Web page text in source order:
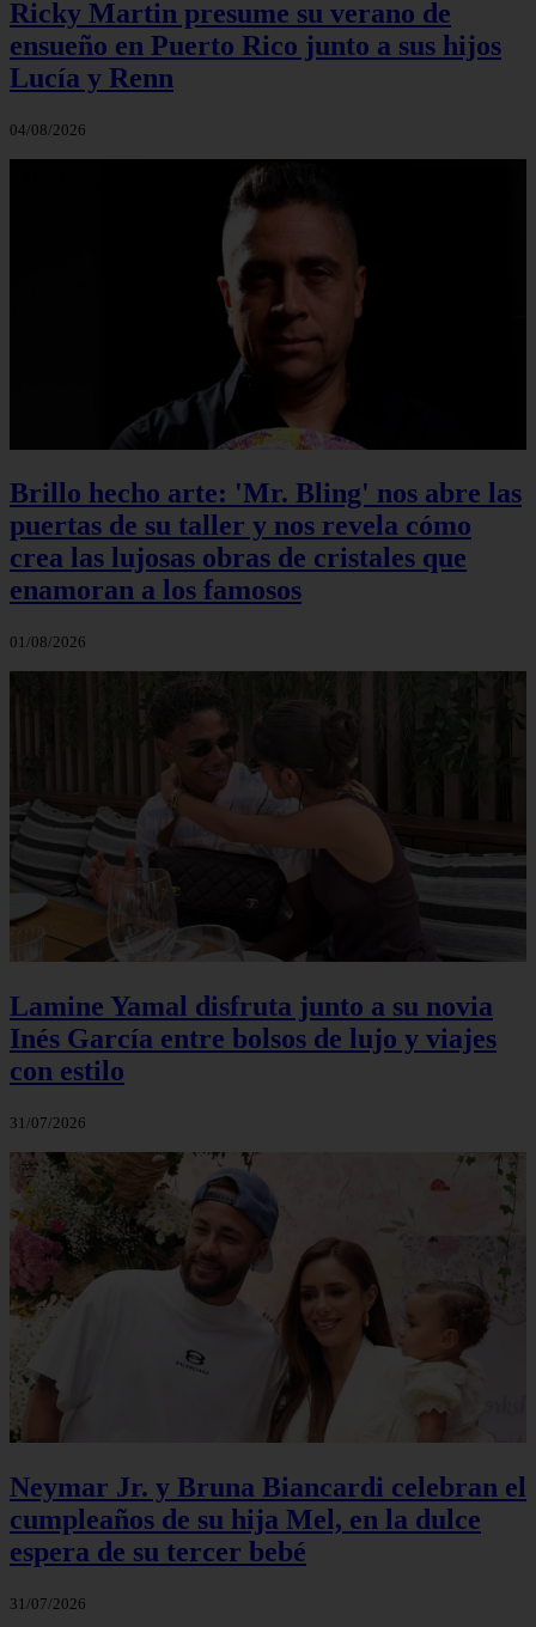
Ricky Martin presume su verano de
ensueño en Puerto Rico junto a sus hijos
Lucía y Renn
04/08/2026
Brillo hecho arte: 'Mr. Bling' nos abre las
puertas de su taller y nos revela cómo
crea las lujosas obras de cristales que
enamoran a los famosos
01/08/2026
Lamine Yamal disfruta junto a su novia
Inés García entre bolsos de lujo y viajes
con estilo
31/07/2026
Neymar Jr. y Bruna Biancardi celebran el
cumpleaños de su hija Mel, en la dulce
espera de su tercer bebé
31/07/2026